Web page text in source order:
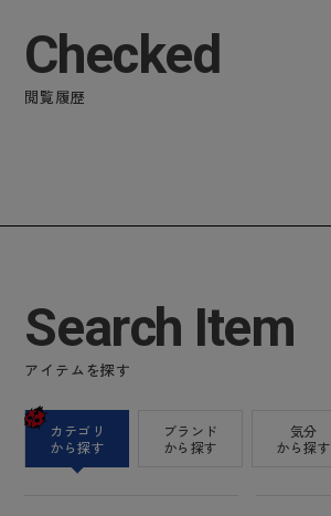
Checked
閲覧履歴
Search Item
アイテムを探す
カテゴリ
から探す
ブランド
から探す
気分
から探す